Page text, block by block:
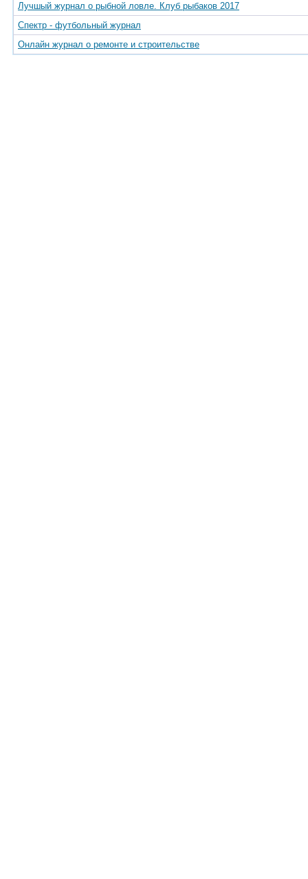
Лучшый журнал о рыбной ловле. Клуб рыбаков 2017
Спектр - футбольный журнал
Онлайн журнал о ремонте и строительстве